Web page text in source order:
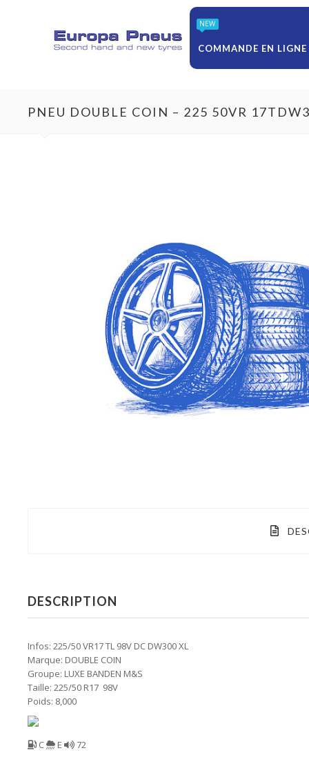
NEW
COMMANDE EN LIGNE
PNEU DOUBLE COIN – 225 50VR
DESCRIPTION
Infos: 225/50 VR17 TL 98V DC DW300 XL
Marque: DOUBLE COIN
Groupe: LUXE BANDEN M&S
Taille: 225/50 R17 98V
Poids: 8,000
C E 72